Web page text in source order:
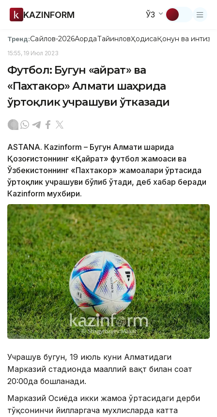
KAZINFORM ЎЗ
Тренд:Сайлов-2026АқордаТайинловҲодисаҚонун ва
15:55, 19 Июл 2023
Футбол: Бугун «Қайрат» ва
«Пахтакор» Алмати шаҳрида
ўртоқлик учрашуви ўтказади
ASTANА. Кazinform – Бугун Алмати шаҳрида
Қозоғистоннинг «Қайрат» футбол жамоаси ва
Ўзбекистоннинг «Пахтакор» жамоалари ўртасида
ўртоқлик учрашуви бўлиб ўтади, деб хабар беради
Кazinform мухбири.
Учрашув бугун, 19 июль куни Алматидаги
Марказий стадионда маҳаллий вақт билан соат
20:00да бошланади.
Марказий Осиёда икки жамоа ўртасидаги дерби
тўқсонинчи йилларгача мухлисларда катта